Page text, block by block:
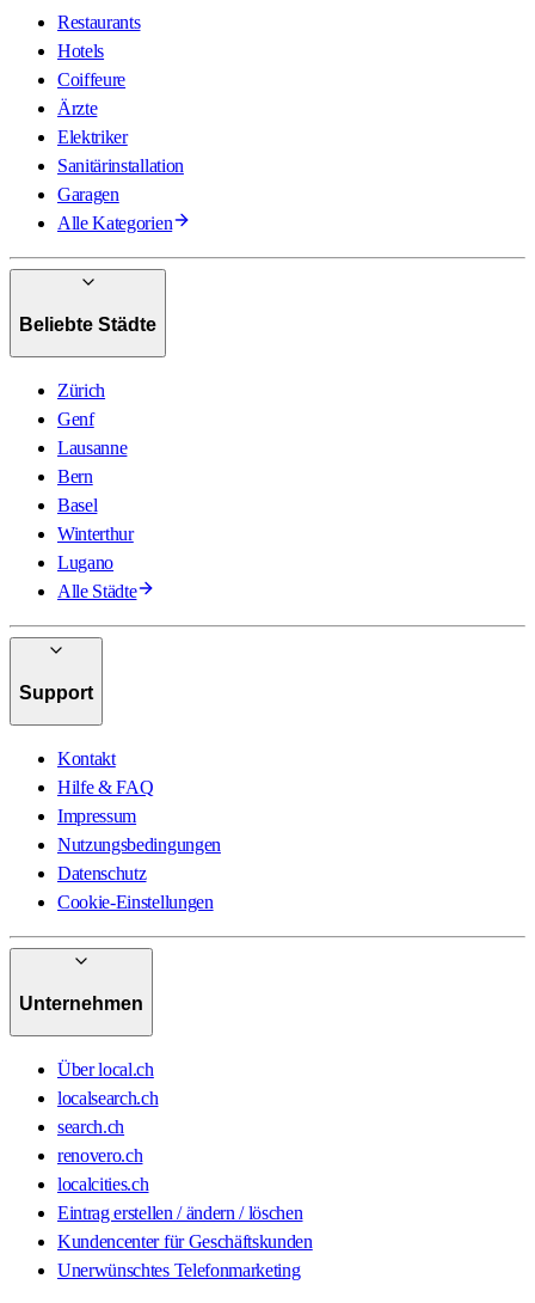
Restaurants
Hotels
Coiffeure
Ärzte
Elektriker
Sanitärinstallation
Garagen
Alle Kategorien
Beliebte Städte
Zürich
Genf
Lausanne
Bern
Basel
Winterthur
Lugano
Alle Städte
Support
Kontakt
Hilfe & FAQ
Impressum
Nutzungsbedingungen
Datenschutz
Cookie-Einstellungen
Unternehmen
Über local.ch
localsearch.ch
search.ch
renovero.ch
localcities.ch
Eintrag erstellen / ändern / löschen
Kundencenter für Geschäftskunden
Unerwünschtes Telefonmarketing